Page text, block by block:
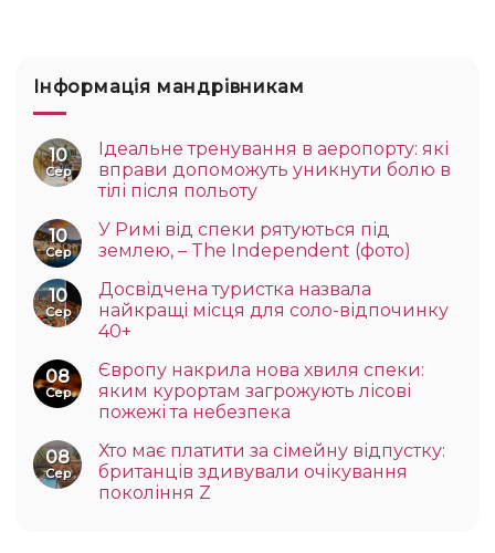
Інформація мандрівникам
10
Сер
Ідеальне тренування в аеропорту: які
вправи допоможуть уникнути болю в
тілі після польоту
10
Сер
У Римі від спеки рятуються під
землею, – The Independent (фото)
10
Сер
Досвідчена туристка назвала
найкращі місця для соло-відпочинку
40+
08
Сер
Європу накрила нова хвиля спеки:
яким курортам загрожують лісові
пожежі та небезпека
08
Сер
Хто має платити за сімейну відпустку:
британців здивували очікування
покоління Z